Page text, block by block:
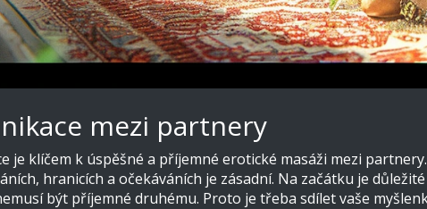
mezi partnery
je klíčem k úspěšné a příjemné erotické masáži mezi
hranicích a očekáváních je zásadní. Na začátku je
být příjemné druhému. Proto je třeba sdílet vaše